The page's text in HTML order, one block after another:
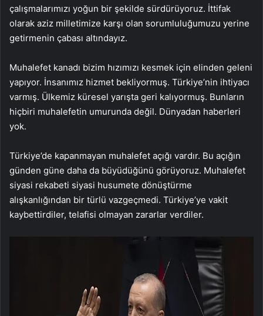
çalışmalarımızı yoğun bir şekilde sürdürüyoruz. İttifak
olarak aziz milletimize karşı olan sorumluluğumuzu yerine
getirmenin çabası altındayız.
Muhalefet kanadı bizim hızımızı kesmek için elinden geleni
yapıyor. İnsanımız hizmet bekliyormuş. Türkiye’nin ihtiyacı
varmış. Ülkemiz küresel yarışta geri kalıyormuş. Bunların
hiçbiri muhalefetin umurunda değil. Dünyadan haberleri
yok.
Türkiye’de kapanmayan muhalefet açığı vardır. Bu açığın
günden güne daha da büyüdüğünü görüyoruz. Muhalefet
siyasi rekabeti siyasi husumete dönüştürme
alışkanlığından bir türlü vazgeçmedi. Türkiye’ye vakit
kaybettirdiler, telafisi olmayan zararlar verdiler.